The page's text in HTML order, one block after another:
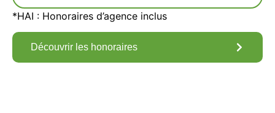
*HAI : Honoraires d’agence inclus
Découvrir les honoraires